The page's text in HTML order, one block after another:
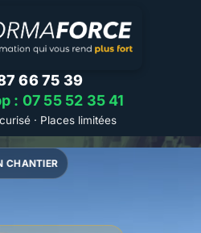
66 75 39
: 07 55 52 35 41
· Places limitées
CHANTIER